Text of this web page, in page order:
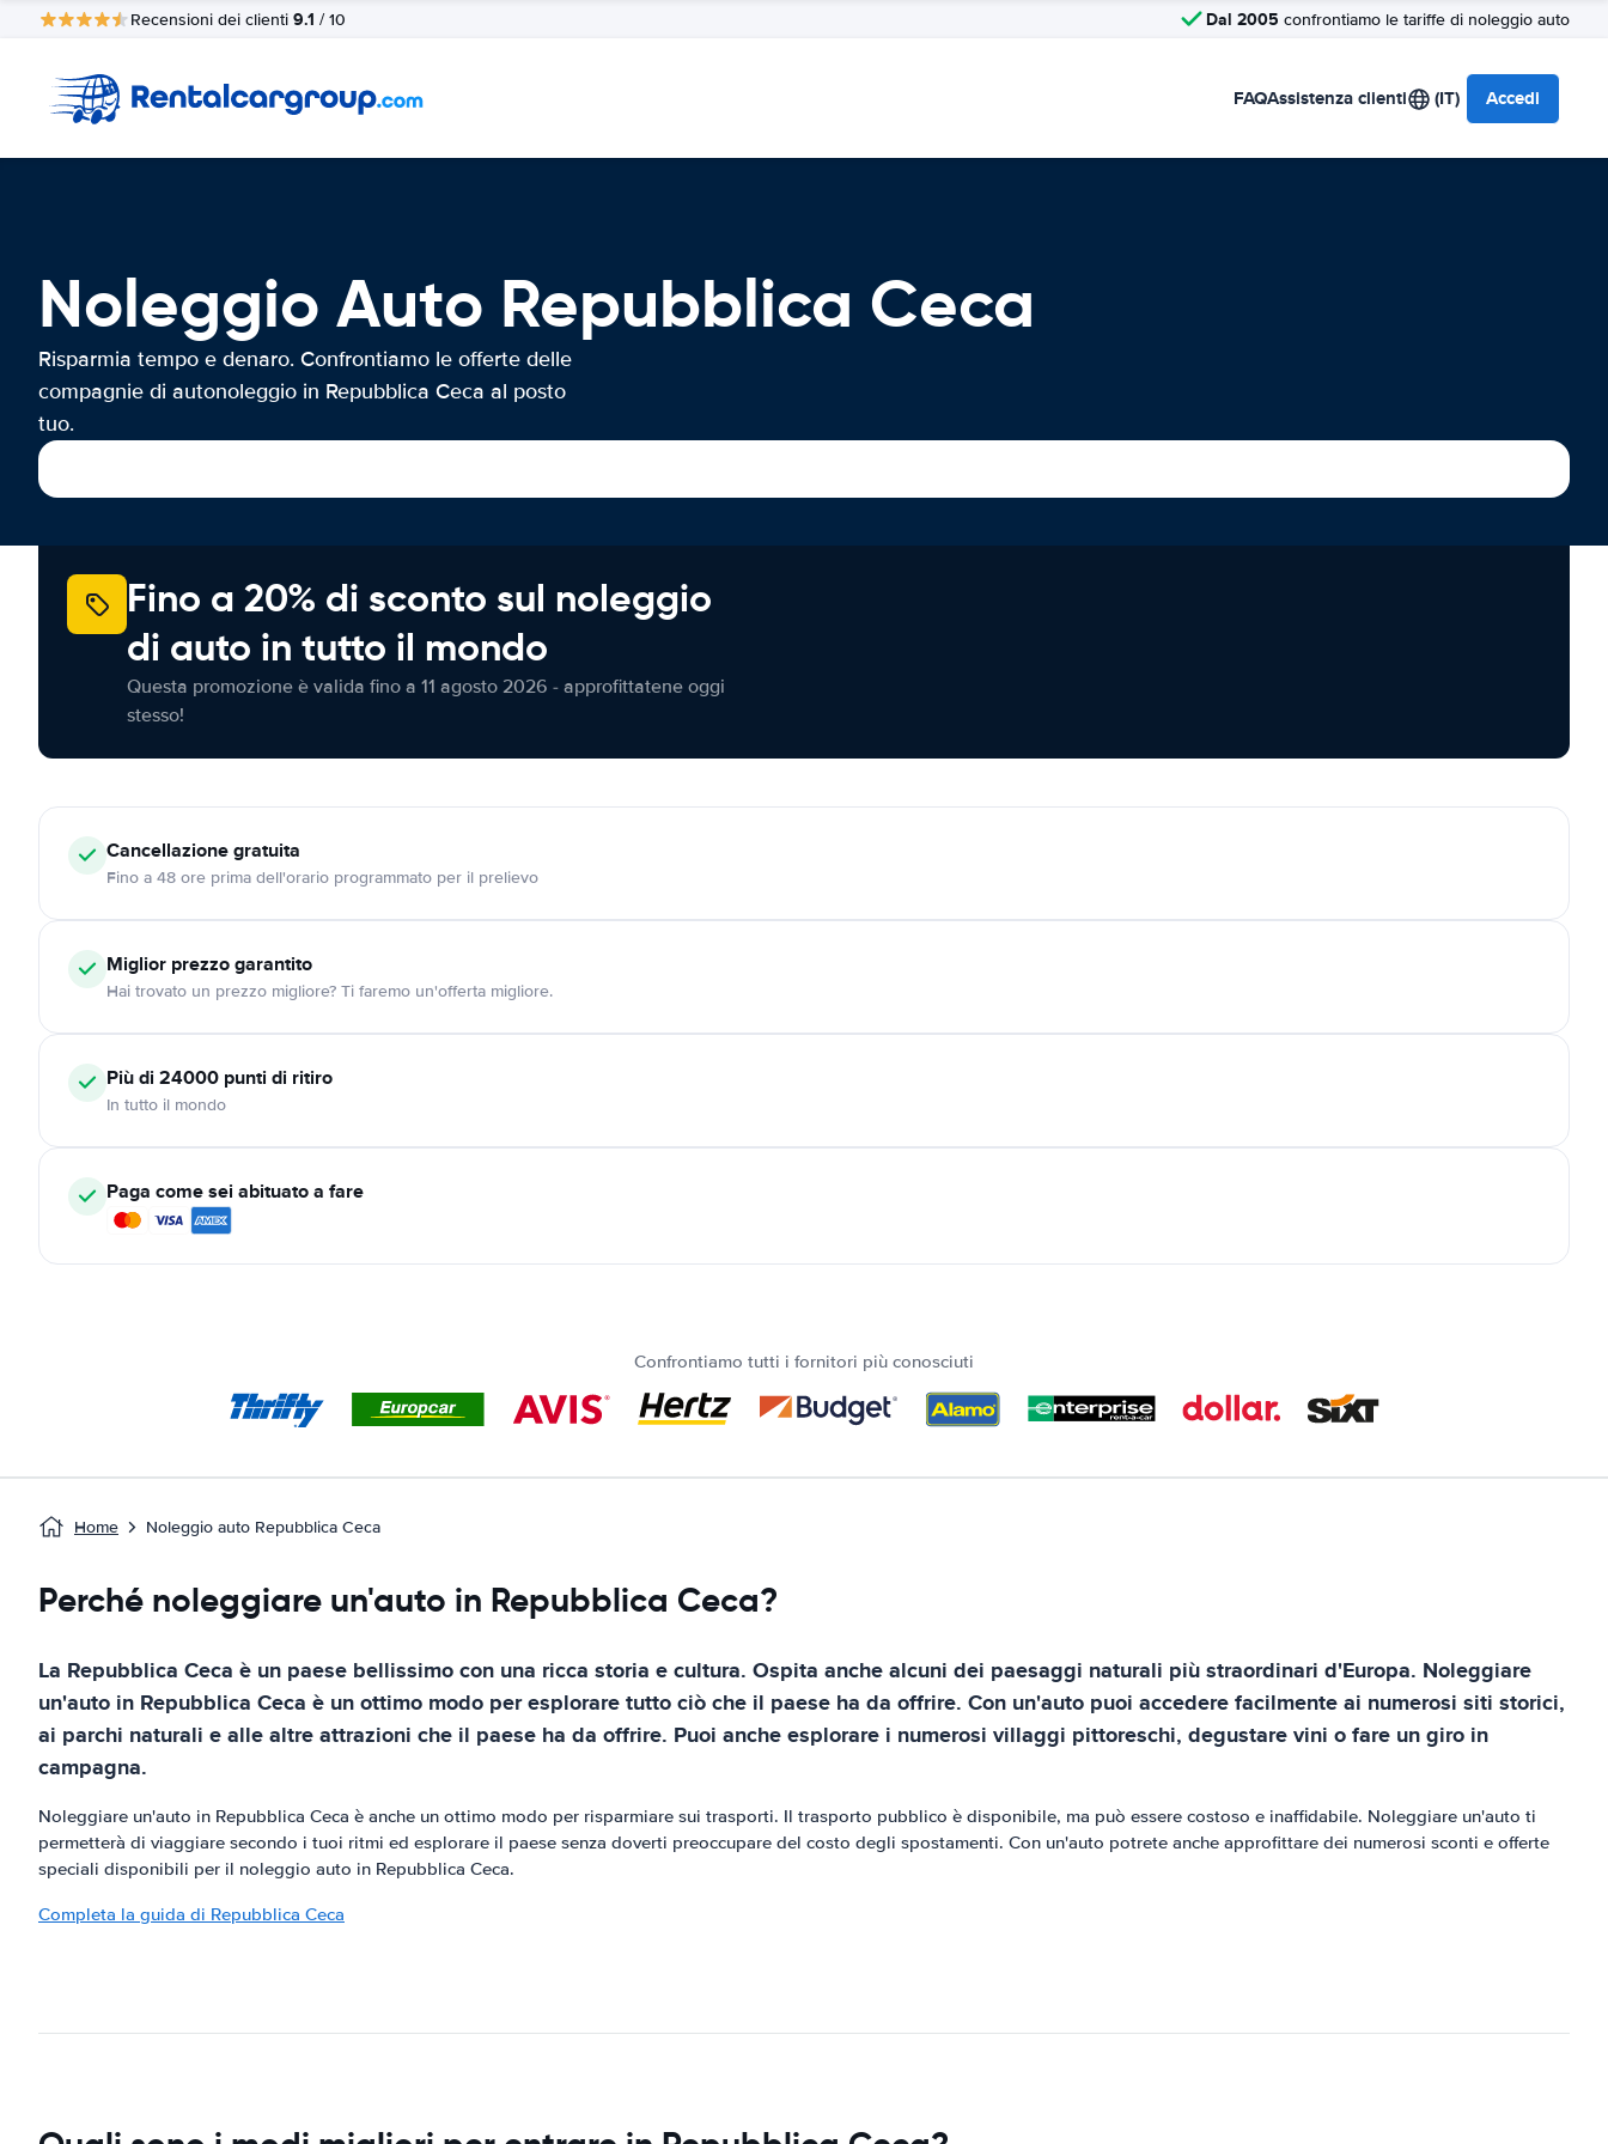
Recensioni dei clienti 9.1 / 10 Dal 2005 confrontiamo le tariffe di noleggio auto
FAQAssistenza clienti (IT) Accedi
Noleggio Auto Repubblica Ceca
Risparmia tempo e denaro. Confrontiamo le offerte delle
compagnie di autonoleggio in Repubblica Ceca al posto
tuo.
Fino a 20% di sconto sul noleggio
di auto in tutto il mondo
Questa promozione è valida fino a 11 agosto 2026 - approfittatene oggi
stesso!
Cancellazionegratuita
Fino a 48 ore prima dell'orario programmato per il prelievo
Miglior prezzo garantito
Hai trovato un prezzo migliore? Ti faremo un'offerta migliore.
Più di 24000 punti di ritiro
In tutto il mondo
Paga come sei abituato a fare
Confrontiamo tutti i fornitori più conosciuti
Home Noleggio auto Repubblica Ceca
Perché noleggiare un'auto in Repubblica Ceca?
La Repubblica Ceca è un paese bellissimo con una ricca storia e cultura. Ospita anche alcuni dei paesaggi naturali più straordinari d'Europa. Noleggiare
un'auto in Repubblica Ceca è un ottimo modo per esplorare tutto ciò che il paese ha da offrire. Con un'auto puoi accedere facilmente ai numerosi siti storici,
ai parchi naturali e alle altre attrazioni che il paese ha da offrire. Puoi anche esplorare i numerosi villaggi pittoreschi, degustare vini o fare un giro in
campagna.
Noleggiare un'auto in Repubblica Ceca è anche un ottimo modo per risparmiare sui trasporti. Il trasporto pubblico è disponibile, ma può essere costoso e inaffidabile. Noleggiare un'auto ti
permetterà di viaggiare secondo i tuoi ritmi ed esplorare il paese senza doverti preoccupare del costo degli spostamenti. Con un'auto potrete anche approfittare dei numerosi sconti e offerte
speciali disponibili per il noleggio auto in Repubblica Ceca.
Completa la guida di Repubblica Ceca